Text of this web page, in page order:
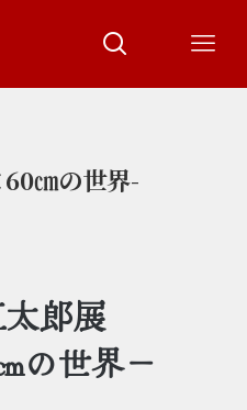
㎝の世界-
郎展
の世界－